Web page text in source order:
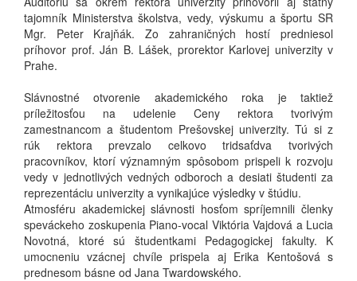
tajomník Ministerstva školstva, vedy, výskumu a športu SR
Mgr. Peter Krajňák. Zo zahraničných hostí predniesol
príhovor prof. Ján B. Lášek, prorektor Karlovej univerzity v
Prahe.
Slávnostné otvorenie akademického roka je taktiež
príležitosťou na udelenie Ceny rektora tvorivým
zamestnancom a študentom Prešovskej univerzity. Tú si z
rúk rektora prevzalo celkovo tridsaťdva tvorivých
pracovníkov, ktorí významným spôsobom prispeli k rozvoju
vedy v jednotlivých vedných odboroch a desiati študenti za
reprezentáciu univerzity a vynikajúce výsledky v štúdiu.
Atmosféru akademickej slávnosti hosťom spríjemnili členky
speváckeho zoskupenia Piano-vocal Viktória Vajdová a Lucia
Novotná, ktoré sú študentkami Pedagogickej fakulty. K
umocneniu vzácnej chvíle prispela aj Erika Kentošová s
prednesom básne od Jana Twardowského.